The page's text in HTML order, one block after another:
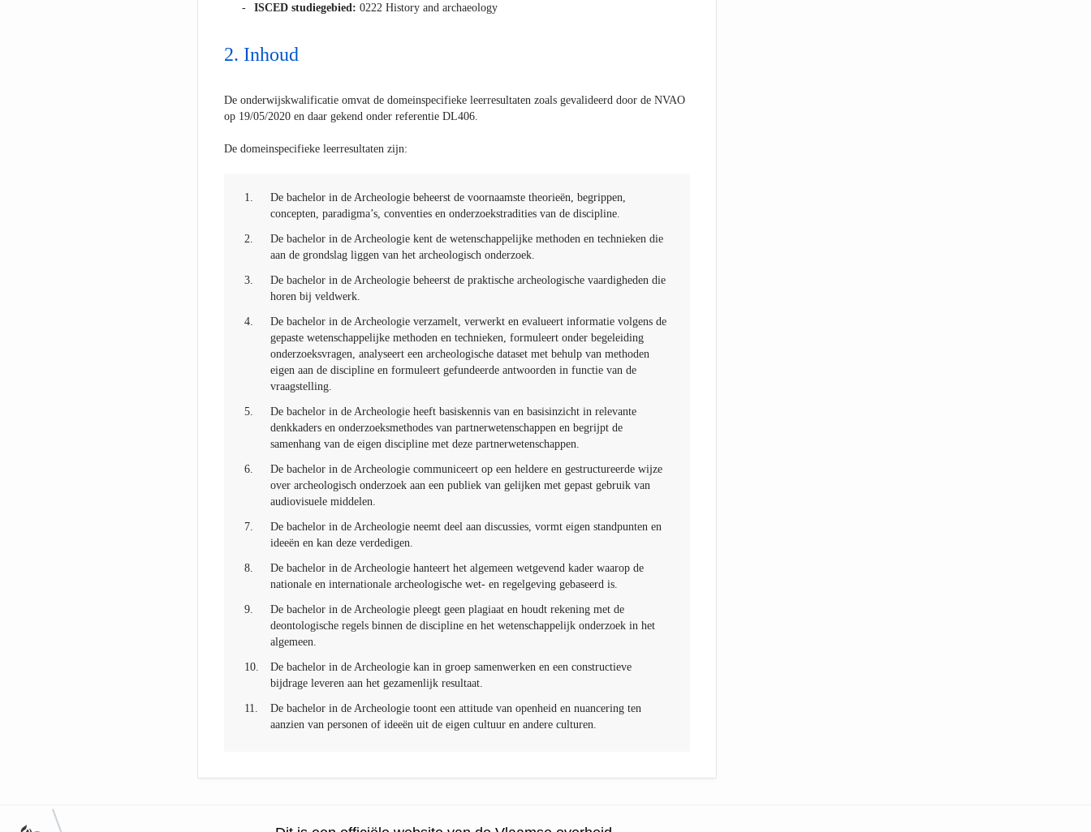
ISCED studiegebied: 0222 History and archaeology
Inhoud
De onderwijskwalificatie omvat de domeinspecifieke leerresultaten zoals gevalideerd door de NVAO
op 19/05/2020 en daar gekend onder referentie DL406.
De domeinspecifieke leerresultaten zijn:
1.
De bachelor in de Archeologie beheerst de voornaamste theorieën, begrippen,
concepten, paradigma’s, conventies en onderzoekstradities van de discipline.
2.
De bachelor in de Archeologie kent de wetenschappelijke methoden en technieken die
aan de grondslag liggen van het archeologisch onderzoek.
3.
De bachelor in de Archeologie beheerst de praktische archeologische vaardigheden die
horen bij veldwerk.
4.
De bachelor in de Archeologie verzamelt, verwerkt en evalueert informatie volgens de
gepaste wetenschappelijke methoden en technieken, formuleert onder begeleiding
onderzoeksvragen, analyseert een archeologische dataset met behulp van methoden
eigen aan de discipline en formuleert gefundeerde antwoorden in functie van de
vraagstelling.
5.
De bachelor in de Archeologie heeft basiskennis van en basisinzicht in relevante
denkkaders en onderzoeksmethodes van partnerwetenschappen en begrijpt de
samenhang van de eigen discipline met deze partnerwetenschappen.
6.
De bachelor in de Archeologie communiceert op een heldere en gestructureerde wijze
over archeologisch onderzoek aan een publiek van gelijken met gepast gebruik van
audiovisuele middelen.
7.
De bachelor in de Archeologie neemt deel aan discussies, vormt eigen standpunten en
ideeën en kan deze verdedigen.
8.
De bachelor in de Archeologie hanteert het algemeen wetgevend kader waarop de
nationale en internationale archeologische wet- en regelgeving gebaseerd is.
9.
De bachelor in de Archeologie pleegt geen plagiaat en houdt rekening met de
deontologische regels binnen de discipline en het wetenschappelijk onderzoek in het
algemeen.
10.
De bachelor in de Archeologie kan in groep samenwerken en een constructieve
bijdrage leveren aan het gezamenlijk resultaat.
11.
De bachelor in de Archeologie toont een attitude van openheid en nuancering ten
aanzien van personen of ideeën uit de eigen cultuur en andere culturen.